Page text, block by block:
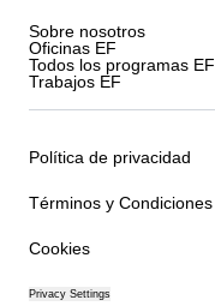
Sobre nosotros
Oficinas EF
Todos los programas EF
Trabajos EF
Política de privacidad
Términos y Condiciones
Cookies
Privacy Settings